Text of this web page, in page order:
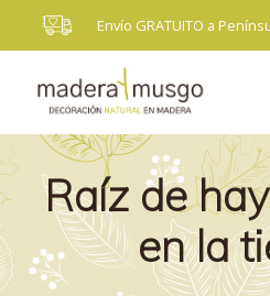
Menu
Saltar
principal
Saltar
página
Envío GRATUITO a
Decoración
natural
en
madera
Raíz de
en la